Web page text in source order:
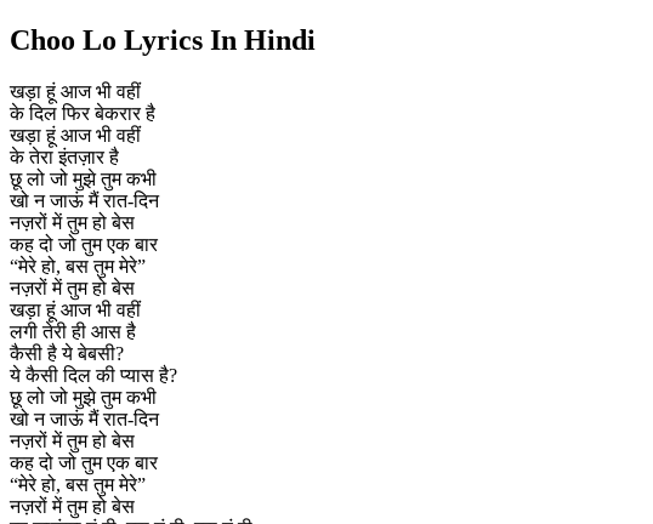
Choo Lo Lyrics In Hindi
खड़ा हूं आज भी वहीं
के दिल फिर बेकरार है
खड़ा हूं आज भी वहीं
के तेरा इंतज़ार है
छू लो जो मुझे तुम कभी
खो न जाऊं मैं रात-दिन
नज़रों में तुम हो बेस
कह दो जो तुम एक बार
“मेरे हो, बस तुम मेरे”
नज़रों में तुम हो बेस
खड़ा हूं आज भी वहीं
लगी तेरी ही आस है
कैसी है ये बेबसी?
ये कैसी दिल की प्यास है?
छू लो जो मुझे तुम कभी
खो न जाऊं मैं रात-दिन
नज़रों में तुम हो बेस
कह दो जो तुम एक बार
“मेरे हो, बस तुम मेरे”
नज़रों में तुम हो बेस